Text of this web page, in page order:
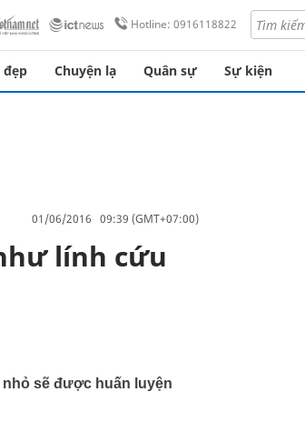
Hotline: 0916118822
đẹp Chuyện lạ Quân sự Sự kiện
01/06/2016 09:39 (GMT+07:00)
lính cứu
sẽ được huấn luyện